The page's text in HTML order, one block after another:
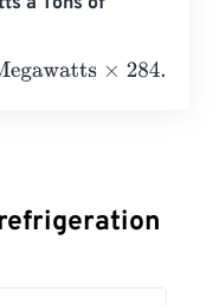
×284.34513609